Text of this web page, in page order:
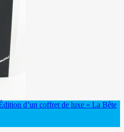
d’un coffret de luxe « La Bête